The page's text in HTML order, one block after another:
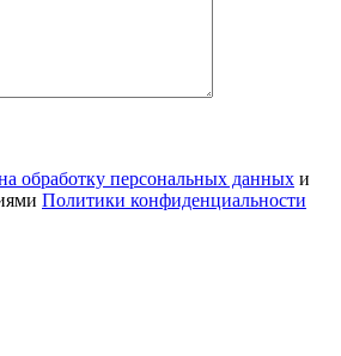
обработку персональных данных и
Политики конфиденциальности